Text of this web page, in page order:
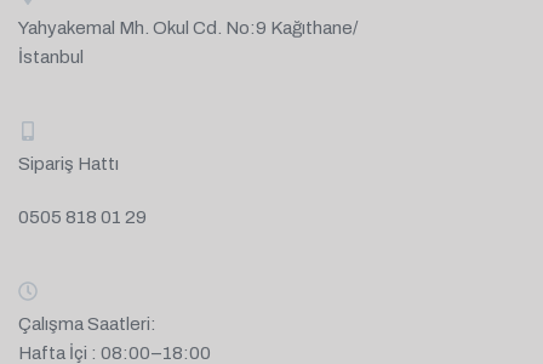
Yahyakemal Mh. Okul Cd. No:9 Kağıthane/
İstanbul
Sipariş Hattı
0505 818 01 29
Çalışma Saatleri:
Hafta İçi : 08:00–18:00